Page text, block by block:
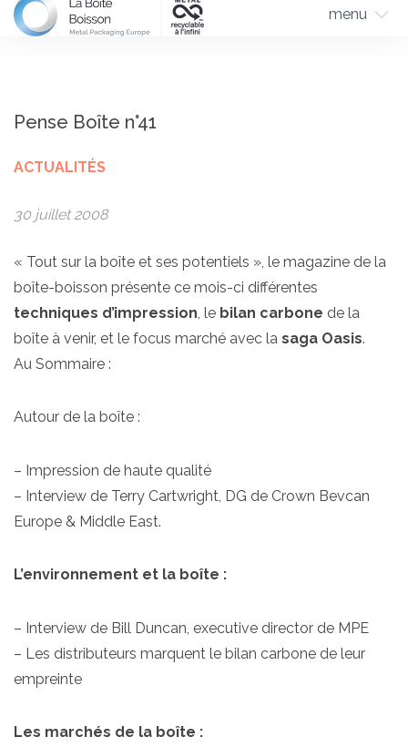
menu
Pense Boîte n°41
ACTUALITÉS
30 juillet 2008
« Tout sur la boîte et ses potentiels », le magazine de la
boîte-boisson présente ce mois-ci différentes
techniques d’impression, le bilan carbone de la
boîte à venir, et le focus marché avec la saga Oasis.
Au Sommaire :
Autour de la boîte :
– Impression de haute qualité
– Interview de Terry Cartwright, DG de Crown Bevcan
Europe & Middle East.
L’environnement et la boîte :
– Interview de Bill Duncan, executive director de MPE
– Les distributeurs marquent le bilan carbone de leur
empreinte
Les marchés de la boîte :